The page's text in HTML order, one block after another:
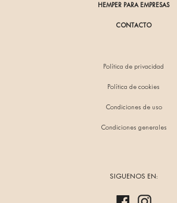
HEMPER PARA EMPRESAS
CONTACTO
Política de privacidad
Política de cookies
Condiciones de uso
Condiciones generales
SIGUENOS EN:
FacebookInstagram